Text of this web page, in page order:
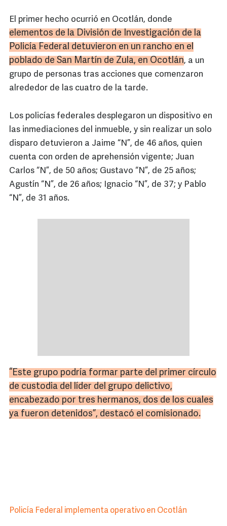
El primer hecho ocurrió en Ocotlán, donde
elementos de la División de Investigación de la
Policía Federal detuvieron en un rancho en el
poblado de San Martín de Zula, en Ocotlán, a un
grupo de personas tras acciones que comenzaron
alrededor de las cuatro de la tarde.
Los policías federales desplegaron un dispositivo en
las inmediaciones del inmueble, y sin realizar un solo
disparo detuvieron a Jaime “N”, de 46 años, quien
cuenta con orden de aprehensión vigente; Juan
Carlos “N”, de 50 años; Gustavo “N”, de 25 años;
Agustín “N”, de 26 años; Ignacio “N”, de 37; y Pablo
“N”, de 31 años.
“Este grupo podría formar parte del primer círculo
de custodia del líder del grupo delictivo,
encabezado por tres hermanos, dos de los cuales
ya fueron detenidos”, destacó el comisionado.
Policía Federal implementa operativo en Ocotlán